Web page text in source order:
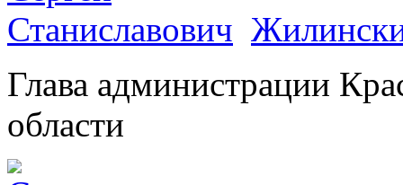
Глава администрации
области